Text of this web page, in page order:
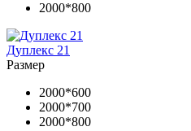
2000*800
Дуплекс 21
Размер
2000*600
2000*700
2000*800